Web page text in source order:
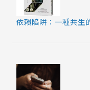
依賴陷阱：一種共生